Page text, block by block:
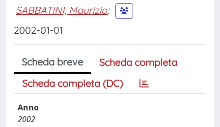
SABBATINI, Maurizio;
2002-01-01
Scheda breve
Scheda completa
Scheda completa (DC)
Anno
2002